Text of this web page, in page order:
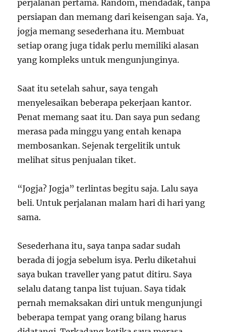
perjalanan pertama. Random, mendadak, tanpa
persiapan dan memang dari keisengan saja. Ya,
jogja memang sesederhana itu. Membuat
setiap orang juga tidak perlu memiliki alasan
yang kompleks untuk mengunjunginya.
Saat itu setelah sahur, saya tengah
menyelesaikan beberapa pekerjaan kantor.
Penat memang saat itu. Dan saya pun sedang
merasa pada minggu yang entah kenapa
membosankan. Sejenak tergelitik untuk
melihat situs penjualan tiket.
“Jogja? Jogja” terlintas begitu saja. Lalu saya
beli. Untuk perjalanan malam hari di hari yang
sama.
Sesederhana itu, saya tanpa sadar sudah
berada di jogja sebelum isya. Perlu diketahui
saya bukan traveller yang patut ditiru. Saya
selalu datang tanpa list tujuan. Saya tidak
pernah memaksakan diri untuk mengunjungi
beberapa tempat yang orang bilang harus